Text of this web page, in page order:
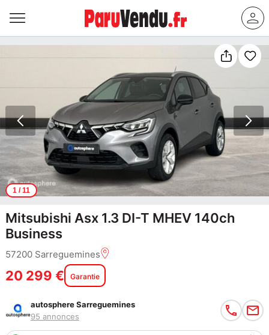
1/ 11
Mitsubishi Asx 1.3 DI-T MHEV 140ch
Business
57200 Sarreguemines
20 299 € Garantie
autosphere Sarreguemines
95 annonces